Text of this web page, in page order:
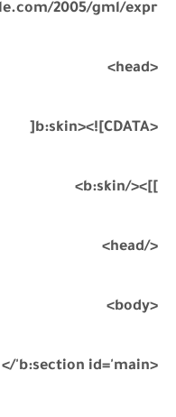
2005/gml/expr'>
<head>
<b:skin><![CDATA[
]]></b:skin>
</head>
<body>
<b:section id='main'/>